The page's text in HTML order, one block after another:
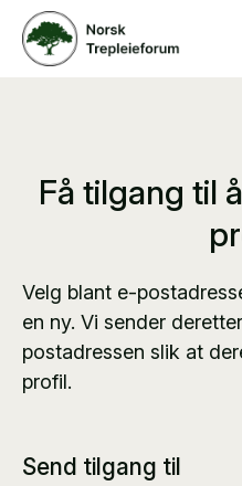
Få tilgang til
Velg blant e-
en ny. Vi sender
postadressen slik at
profil.
Send tilgang til